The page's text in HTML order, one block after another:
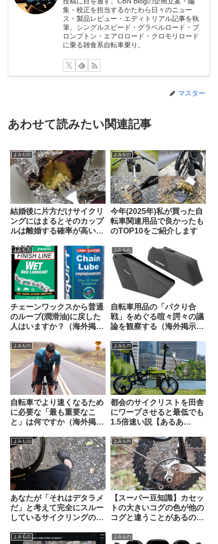
集・校正を担当するかたわら日々のニュー
ス・製品レビュー・エディトリアル記事を執
筆。シングルスピード・グラベルロード・ブ
ロンプトン・エアロロード・クロモリロード
に乗る雑食系自転車乗り。
マスター
あわせて読みたい関連記事
よみもの
結婚後に片方だけサイクリ
ングにはまるとそのカップ
ルは離婚する確率が高い？
よみもの
今年(2025年)私が買った自
転車関連用品で良かったも
のTOP10をご紹介します
よみもの
チェーンワックスから普通
のルーブ(潤滑油)に戻した
人はいますか？（海外掲示
よみもの
自転車用品の「パクり合
戦」をめぐる喧々諤々の議
論を観察する（海外掲示板
よみもの
自転車でより速くなるため
に必要な「最も重要なこ
と」は何ですか（海外掲示
よみもの
都会のサイクリストを田舎
にワープさせると最低でも
1.5倍速い説【あるあ
よみもの
あなたが「それはデタラメ
だ」と考えて完全にスルー
しているサイクリングの
ですか（海外掲示板から）
よみもの
【スーパー豆知識】カセッ
トの大きいコグの色が他の
コグと違うことがあるのは
よみもの よみもの